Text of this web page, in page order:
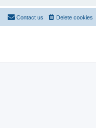
Delete cookies
Contact us